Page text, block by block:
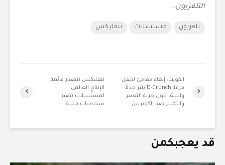
التلفزيون.
تلفزيون مسلسلات نتفليكس
نتفليكس تتصدر قائمة
الإنتاج العالمي
لمسلسلات تضم
شخصيات مثلية
الكويت: إلغاء مفاجئ لحفل
فرقة D-Crunch يثير جدلاً
واسعًا حول حرية التعبير
والتمييز ضد الكويريين
قد يعجبكمن